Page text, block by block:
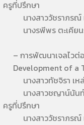
ครูที่ปรึกษา
นางสาววัชราภรณ์
นางรพีพร ตะเคียน
– การพัฒนาเจลไวต่
Development of a
นางสาวทัชจิรา เห
นางสาวชญาน์นันท์
ครูที่ปรึกษา
นางสาววัชราภรณ์